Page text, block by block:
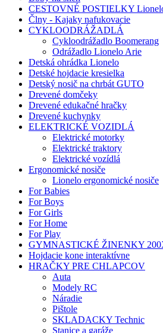
CESTOVNÉ POSTIELKY
Člny - Kajaky nafukovacie
CYKLOODRÁŽADLÁ
Cykloodrážadlo Boomerang
Odrážadlo Lionelo Arie
Detská ohrádka Lionelo
Detské hojdacie kresielka
Detský nosič na chrbát GUTO
Drevené domčeky
Drevené edukačné hračky
Drevené kuchynky
ELEKTRICKÉ VOZIDLÁ
Elektrické motorky
Elektrické traktory
Elektrické vozídlá
Ergonomické nosiče
Lionelo ergonomické nosiče
For Babies
For Boys
For Girls
For Home
For Play
GYMNASTICKÉ ŽINENKY
Hojdacie kone interaktívne
HRAČKY PRE CHLAPCOV
Auta
Modely RC
Náradie
Pištole
SKLADACKY Technic
Stanice a garáže